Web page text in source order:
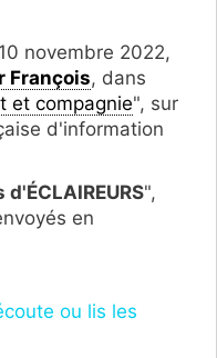
novembre 2022,
François, dans
et compagnie", sur
d'information
",
en
ou lis les